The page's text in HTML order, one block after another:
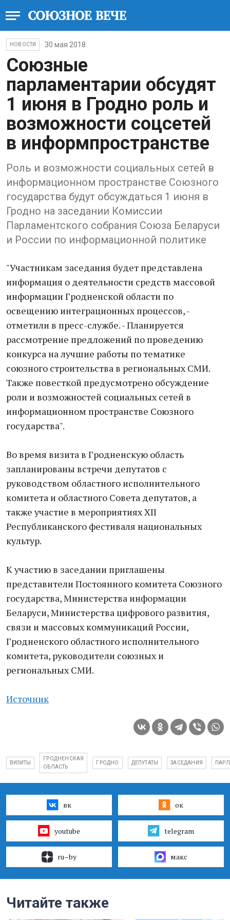
НОВОСТИ 30 мая 2018
Союзные
парламентарии обсудят
1 июня в Гродно роль и
возможности соцсетей
в информпространстве
Роль и возможности социальных сетей в
информационном пространстве Союзного
государства будут обсуждаться 1 июня в
Гродно на заседании Комиссии
Парламентского собрания Союза Беларуси
и России по информационной политике
"Участникам заседания будет представлена
информация о деятельности средств массовой
информации Гродненской области по
освещению интеграционных процессов, -
отметили в пресс-службе. - Планируется
рассмотрение предложений по проведению
конкурса на лучшие работы по тематике
союзного строительства в региональных СМИ.
Также повесткой предусмотрено обсуждение
роли и возможностей социальных сетей в
информационном пространстве Союзного
государства".
Во время визита в Гродненскую область
запланированы встречи депутатов с
руководством областного исполнительного
комитета и областного Совета депутатов, а
также участие в мероприятиях XII
Республиканского фестиваля национальных
культур.
К участию в заседании приглашены
представители Постоянного комитета Союзного
государства, Министерства информации
Беларуси, Министерства цифрового развития,
связи и массовых коммуникаций России,
Гродненского областного исполнительного
комитета, руководители союзных и
региональных СМИ.
Источник
ВИЗИТЫ
ГРОДНЕНСКАЯ
ОБЛАСТЬ
ГРОДНО ДЕПУТАТЫ ЗАСЕДАНИЯ
вк ок
youtube telegram
ru–by макс
Читайте также